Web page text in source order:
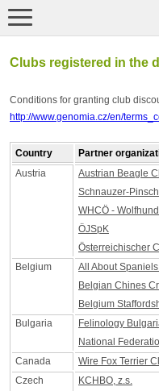
Clubs registered in the
Conditions for granting club
http://www.genomia.cz/en/
Country
Partner
Austria
Austrian Beagle
Schnauzer-
WHCÖ -
ÖJSpK
Österreichischer
Belgium
All About
Belgian Chines
Belgium
Bulgaria
Felinology
National
Canada
Wire Fox Terrier
Czech
KCHBO, z.s.